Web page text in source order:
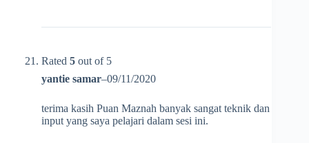
Rated 5 out of 5
yantie samar–09/11/2020
terima kasih Puan Maznah banyak sangat teknik dan
input yang saya pelajari dalam sesi ini.